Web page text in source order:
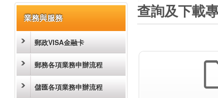
業務與服務
郵政VISA金融卡
郵務各項業務申辦流程
儲匯各項業務申辦流程
查詢及下載